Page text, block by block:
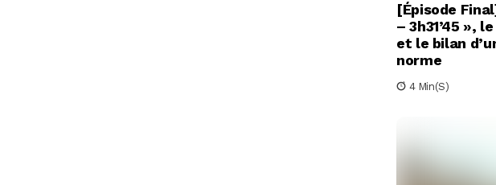
[Épisode
– 3h31’45 »,
et le bilan
norme
4 Min(s)